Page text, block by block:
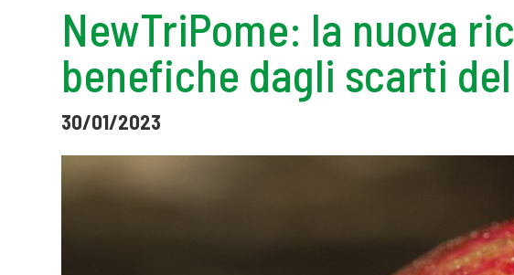
NewTriPome: la nuova
benefiche dagli scarti
30/01/2023